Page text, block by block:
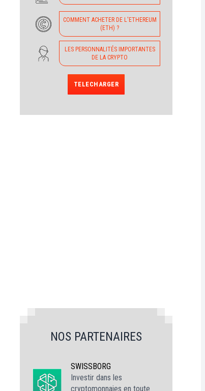
COMMENT ACHETER DE L'ETHEREUM
(ETH) ?
LES PERSONNALITÉS IMPORTANTES
DE LA CRYPTO
TELECHARGER
NOS PARTENAIRES
SWISSBORG
Investir dans les
cryptomonnaies en toute